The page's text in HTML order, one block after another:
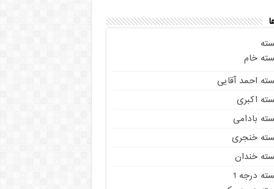
خام
احمد آقایی
اکبری
بادامی
خنجری
خندان
درجه 1